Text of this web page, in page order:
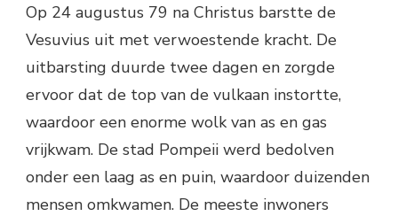
Op 24 augustus 79 na Christus barstte de
Vesuvius uit met verwoestende kracht. De
uitbarsting duurde twee dagen en zorgde
ervoor dat de top van de vulkaan instortte,
waardoor een enorme wolk van as en gas
vrijkwam. De stad Pompeii werd bedolven
onder een laag as en puin, waardoor duizenden
mensen omkwamen. De meeste inwoners